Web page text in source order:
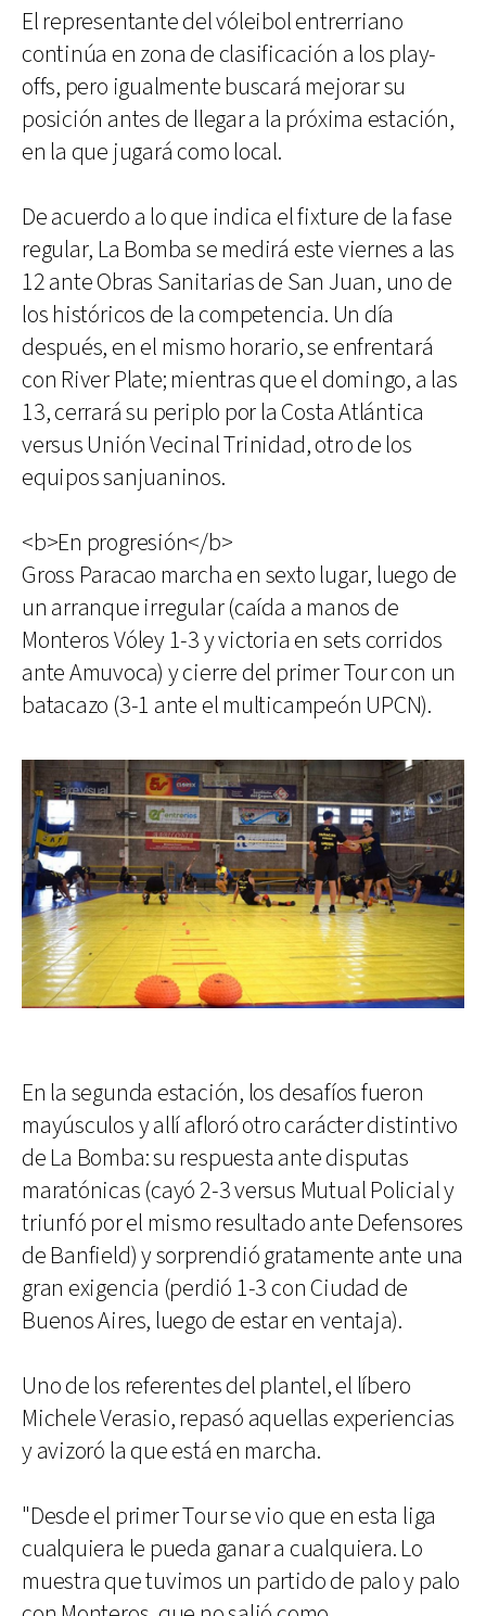
El representante del vóleibol entrerriano
continúa en zona de clasificación a los play-
offs, pero igualmente buscará mejorar su
posición antes de llegar a la próxima estación,
en la que jugará como local.
De acuerdo a lo que indica el fixture de la fase
regular, La Bomba se medirá este viernes a las
12 ante Obras Sanitarias de San Juan, uno de
los históricos de la competencia. Un día
después, en el mismo horario, se enfrentará
con River Plate; mientras que el domingo, a las
13, cerrará su periplo por la Costa Atlántica
versus Unión Vecinal Trinidad, otro de los
equipos sanjuaninos.
<b>En progresión</b>
Gross Paracao marcha en sexto lugar, luego de
un arranque irregular (caída a manos de
Monteros Vóley 1-3 y victoria en sets corridos
ante Amuvoca) y cierre del primer Tour con un
batacazo (3-1 ante el multicampeón UPCN).
En la segunda estación, los desafíos fueron
mayúsculos y allí afloró otro carácter distintivo
de La Bomba: su respuesta ante disputas
maratónicas (cayó 2-3 versus Mutual Policial y
triunfó por el mismo resultado ante Defensores
de Banfield) y sorprendió gratamente ante una
gran exigencia (perdió 1-3 con Ciudad de
Buenos Aires, luego de estar en ventaja).
Uno de los referentes del plantel, el líbero
Michele Verasio, repasó aquellas experiencias
y avizoró la que está en marcha.
"Desde el primer Tour se vio que en esta liga
cualquiera le pueda ganar a cualquiera. Lo
muestra que tuvimos un partido de palo y palo